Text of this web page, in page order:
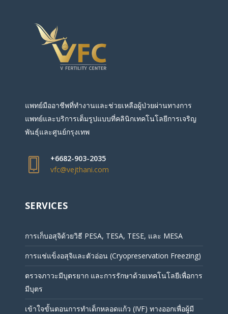
แพทย์มืออาชีพที่ทำงานและช่วยเหลือผู้ป่วยผ่านทางการ
แพทย์และบริการเต็มรูปแบบที่คลินิกเทคโนโลยีการเจริญ
พันธุ์และศูนย์กรุงเทพ
+6682-903-2035
vfc@vejthani.com
SERVICES
การเก็บอสุจิด้วยวิธี PESA, TESA, TESE, และ MESA
การแช่แข็งอสุจิและตัวอ่อน (Cryopreservation Freezing)
ตรวจภาวะมีบุตรยาก และการรักษาด้วยเทคโนโลยีเพื่อการ
มีบุตร
เข้าใจขั้นตอนการทำเด็กหลอดแก้ว (IVF) ทางออกเพื่อผู้มี